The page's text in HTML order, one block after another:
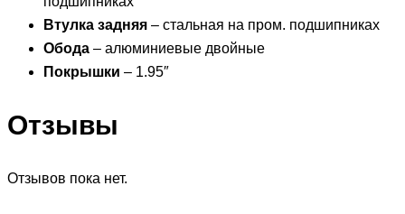
Втулка задняя – стальная на пром. подшипниках
Обода – алюминиевые двойные
Покрышки – 1.95″
Отзывы
Отзывов пока нет.